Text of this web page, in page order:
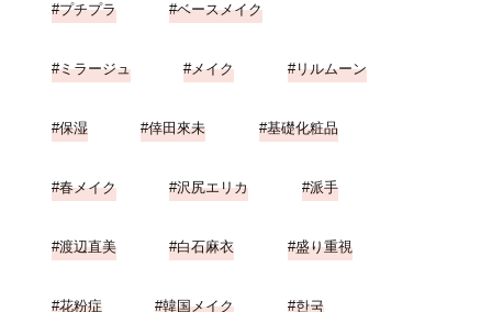
プチプラ ベースメイク
ミラージュ メイク リルムーン
保湿 倖田來未 基礎化粧品
春メイク 沢尻エリカ 派手
渡辺直美 白石麻衣 盛り重視
花粉症 韓国メイク 한국